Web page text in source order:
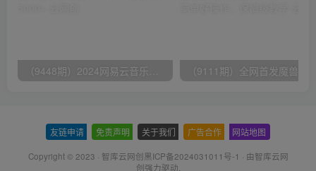
友链申请 免责声明 关于我们 广告合作 网站地图
Copyright © 2023 · 智库云网创黑ICP备2024031011号-1 · 由智库云网
创强力驱动.